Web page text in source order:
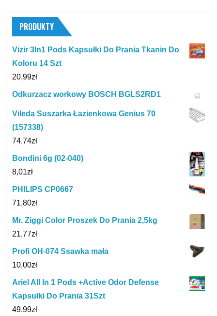
PRODUKTY
Vizir 3In1 Pods Kapsułki Do Prania Tkanin Do
Koloru 14 Szt
20,99zł
Odkurzacz workowy BOSCH BGLS2RD1
Vileda Suszarka Łazienkowa Genius 70
(157338)
74,74zł
Bondini 6g (02-040)
8,01zł
PHILIPS CP0667
71,80zł
Mr. Ziggi Color Proszek Do Prania 2,5kg
21,77zł
Profi OH-074 Ssawka mała
10,00zł
Ariel All In 1 Pods +Active Odor Defense
Kapsułki Do Prania 31Szt
49,99zł